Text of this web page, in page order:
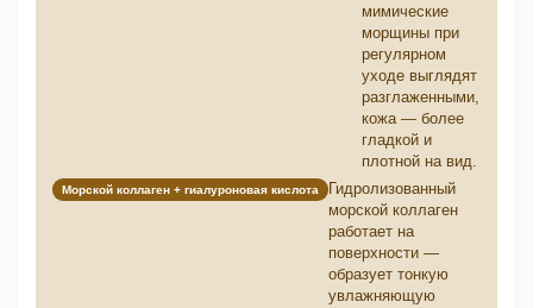
мимические
морщины при
регулярном
уходе выглядят
разглаженными,
кожа — более
гладкой и
плотной на вид.
Морской коллаген + гиалуроновая кислота
Гидролизованный
морской коллаген
работает на
поверхности —
образует тонкую
увлажняющую